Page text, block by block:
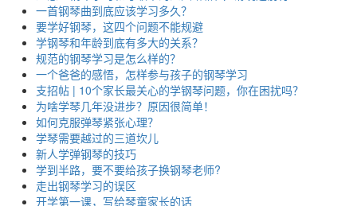
一首钢琴曲到底应该学习多久？
要学好钢琴，这四个问题不能规避
学钢琴和年龄到底有多大的关系？
规范的钢琴学习是怎么样的？
一个爸爸的感悟，怎样参与孩子的钢琴学习
支招帖 | 10个家长最关心的学钢琴问题，你在困扰吗？
为啥学琴几年没进步？原因很简单！
如何克服弹琴紧张心理？
学琴需要越过的三道坎儿
新人学弹钢琴的技巧
学到半路，要不要给孩子换钢琴老师?
走出钢琴学习的误区
开学第一课，写给琴童家长的话